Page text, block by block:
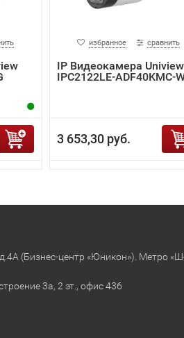
избранное сравнить
IP Видеокамера Uniview
IPC2122LE-ADF40KMC-
3 653,30 руб.
(Бизнес-центр «Юникон»). Метро
3а, 2 эт., офис 436